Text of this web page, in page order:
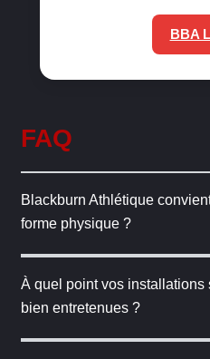
BBA
FAQ
Blackburn Athlétique
forme physique ?
À quel point vos installations
bien entretenues ?